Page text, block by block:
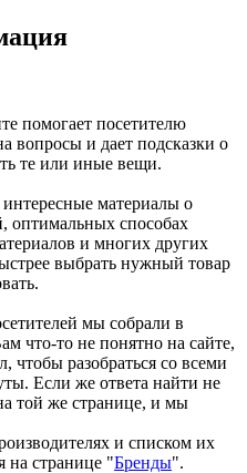
помогает посетителю
вопросы и дает подсказки о
те или иные вещи.
материалы о
оптимальных способах
и многих других
выбрать нужный товар
мы собрали в
что-то не понятно на сайте,
чтобы разобраться со всеми
Если же ответа найти не
той же странице, и мы
и списком их
на странице "Бренды".